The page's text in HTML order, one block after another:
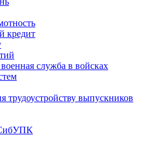
кредит
служба в войсках
трудоустройству выпускников